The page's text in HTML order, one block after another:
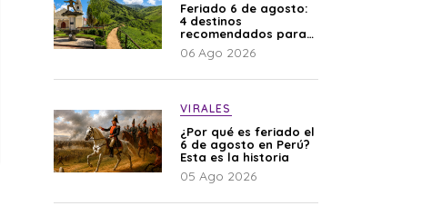
Feriado 6 de agosto:
4 destinos
recomendados para
disfrutar el descanso
06 Ago 2026
VIRALES
¿Por qué es feriado el
6 de agosto en Perú?
Esta es la historia
05 Ago 2026